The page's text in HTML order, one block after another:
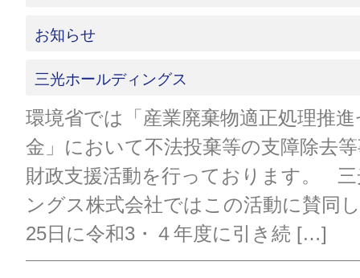
お知らせ
三光ホールディングス
環境省では「産業廃棄物適正処理推
金」において不法投棄等の支障除去
財政支援活動を行っております。
ングス株式会社ではこの活動に賛同
25日に令和3・４年度に引き続 […]